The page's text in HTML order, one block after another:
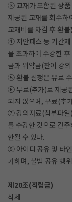
③ 교재가 포함된 상품
제공된 교재를 회수하
교재비를 차감 후 환
④ 지안패스 등 기간제
을 초과하여 수강한
금과 위약금(잔여 강
⑤ 환불 신청은 유료
⑥ 무료(추가)로 제공
되지 않으며, 무료(추
⑦ 강의자료(첨부파일
를 수강한 것으로 간
한될 수 있다.
⑧ 아이디 공유 및 타
가하며, 불법 공유 행
제20조(적립금)
삭제